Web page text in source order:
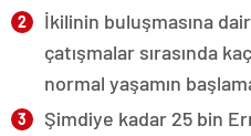
İkilinin buluşmasına
çatışmalar sırasında
normal yaşamın
Şimdiye kadar 25 bin